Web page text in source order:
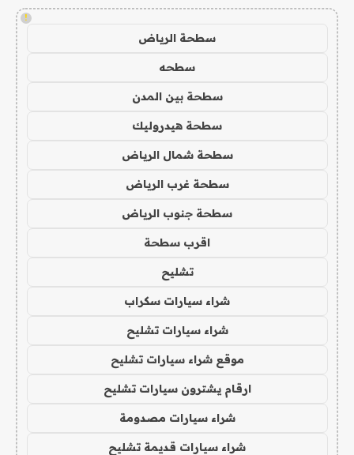
!
سطحة الرياض
سطحه
سطحة بين المدن
سطحة هيدروليك
سطحة شمال الرياض
سطحة غرب الرياض
سطحة جنوب الرياض
اقرب سطحة
تشليح
شراء سيارات سكراب
شراء سيارات تشليح
موقع شراء سيارات تشليح
ارقام يشترون سيارات تشليح
شراء سيارات مصدومة
شراء سيارات قديمة تشليح